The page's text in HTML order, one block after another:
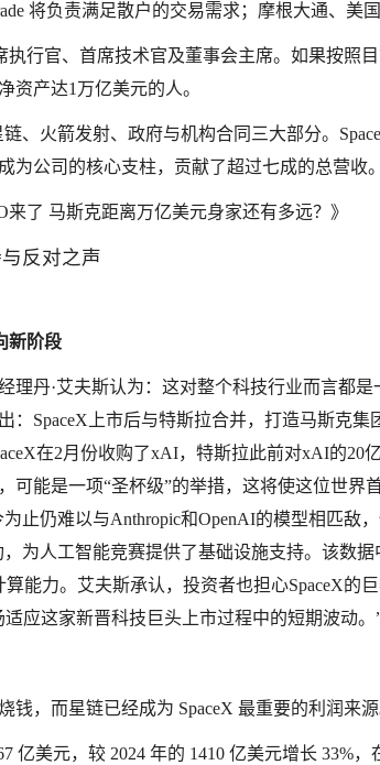
将负责满足散户的交易需求；摩根大通、美
执行官、首席技术官及董事会主席。如果按照
资产达1万亿美元的人。
链、火箭发射、政府与机构合同三大部分。
为公司的核心支柱，贡献了超过七成的总营收
了 马斯克距离万亿美元身家还有多远？》
反对之声
新阶段
理丹·艾夫斯认为：这对整个科技行业而言都
：SpaceX上市后与特斯拉合并，打造马斯克
在2月份收购了xAI，特斯拉此前对xAI的20
可能是一项“圣杯级”的举措，这将使这位世界
止仍难以与Anthropic和OpenAI的模型相匹敌
，为人工智能竞赛提供了基础设施支持。该数
能力。艾夫斯承认，投资者也担心SpaceX的
应这家新晋科技巨头上市过程中的短期波动。
钱，而星链已经成为 SpaceX 最重要的利润来源
亿美元，较 2024 年的 1410 亿美元增长 33%